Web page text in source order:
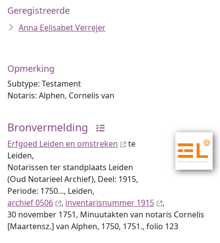
Geregistreerde
Anna Eelisabet Verrejer
Opmerking
Subtype: Testament
Notaris: Alphen, Cornelis van
Bronvermelding
Erfgoed Leiden en omstreken
te
Leiden,
Notarissen ter standplaats Leiden
(Oud Notarieel Archief), Deel: 1915,
Periode: 1750..., Leiden,
archief 0506
, inventaris­num­mer 1915
,
30 november 1751, Minuutakten van notaris Cornelis
[Maartensz.] van Alphen, 1750, 1751., folio 123